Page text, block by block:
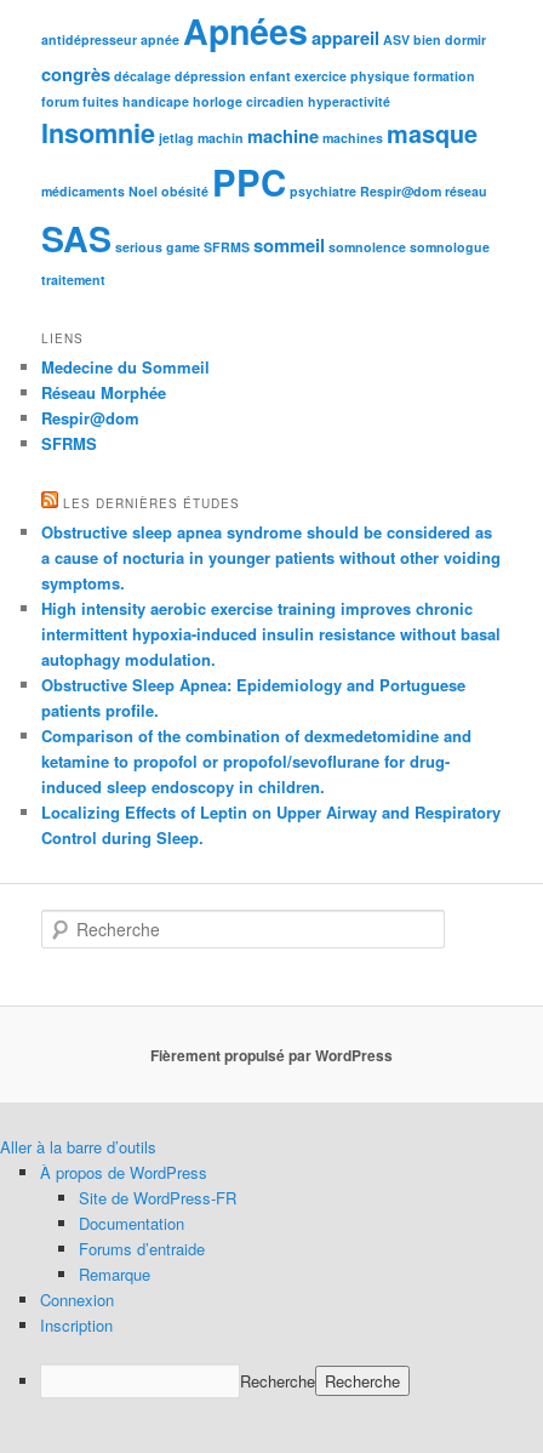
antidépresseur apnée Apnéesappareil ASV bien dormir
congrès décalage dépression enfant exercice physique formation
forum fuites handicape horloge circadien hyperactivité
Insomnie jetlag machin machine machines masque
médicaments Noel obésité PPC psychiatre Respir@dom réseau
SAS serious game SFRMS sommeil somnolence somnologue
traitement
LIENS
Medecine du Sommeil
Réseau Morphée
Respir@dom
SFRMS
LES DERNIÈRES ÉTUDES
Obstructive sleep apnea syndrome should be considered as
a cause of nocturia in younger patients without other voiding
symptoms.
High intensity aerobic exercise training improves chronic
intermittent hypoxia-induced insulin resistance without basal
autophagy modulation.
Obstructive Sleep Apnea: Epidemiology and Portuguese
patients profile.
Comparison of the combination of dexmedetomidine and
ketamine to propofol or propofol/sevoflurane for drug-
induced sleep endoscopy in children.
Localizing Effects of Leptin on Upper Airway and Respiratory
Control during Sleep.
Recherche
Fièrement propulsé par WordPress
Aller à la barre d’outils
À propos de WordPress
Site de WordPress-FR
Documentation
Forums d’entraide
Remarque
Connexion
Inscription
Recherche